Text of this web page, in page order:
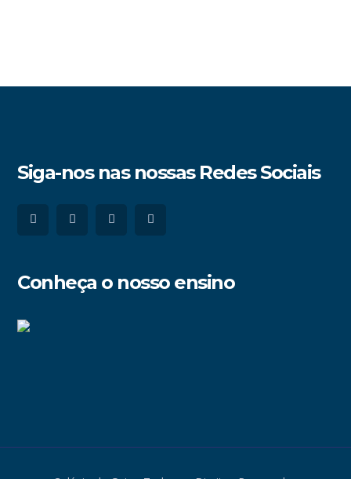
Siga-nos nas nossas Redes Sociais
Conheça o nosso ensino